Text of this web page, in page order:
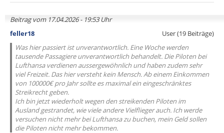
Beitrag vom 17.04.2026 - 19:53 Uhr
feller18
User (19 Beiträge)
Was hier passiert ist unverantwortlich. Eine Woche werden
tausende Passagiere unverantwortlich behandelt. Die Piloten bei
Lufthansa verdienen aussergewöhnlich und haben zudem sehr
viel Freizeit. Das hier versteht kein Mensch. Ab einem Einkommen
von 100000€ pro Jahr sollte es maximal ein eingeschränktes
Streikrecht geben.
Ich bin jetzt wiederholt wegen den streikenden Piloten im
Ausland gestrandet, wie viele andere Vielflieger auch. Ich werde
versuchen nicht mehr bei Lufthansa zu buchen, mein Geld sollen
die Piloten nicht mehr bekommen.